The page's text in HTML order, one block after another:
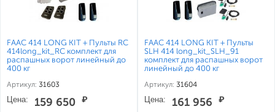
FAAC 414 LONG KIT + Пульты RC
414long_kit_RC комплект для
распашных ворот линейный до
400 кг
Артикул: 31603
Цена: 159 650 ₽
FAAC 414 LONG KIT + Пульты
SLH 414 long_kit_SLH_91
комплект для распашных ворот
линейный до 400 кг
Артикул: 31604
Цена: 161 956 ₽